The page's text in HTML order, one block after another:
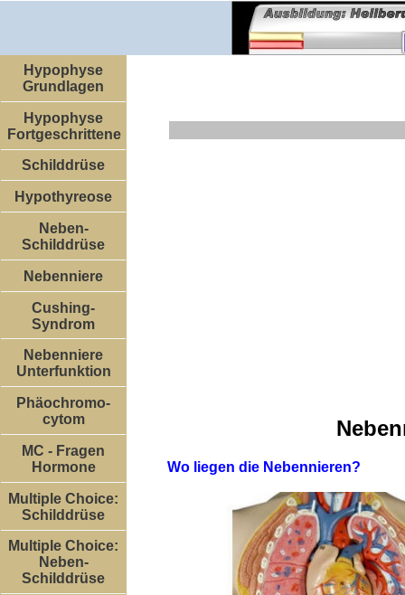
Hypophyse
Grundlagen
Hypophyse
Fortgeschrittene
Schilddrüse
Hypothyreose
Neben-
Schilddrüse
Nebenniere
Cushing-
Syndrom
Nebenniere
Unterfunktion
Phäochromo-
cytom
MC - Fragen
Hormone
Multiple Choice:
Schilddrüse
Multiple Choice:
Neben-
Schilddrüse
Wo liegen die Nebennieren?